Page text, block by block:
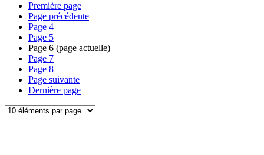
Première page
Page précédente
Page 4
Page 5
Page 6 (page actuelle)
Page 7
Page 8
Page suivante
Dernière page